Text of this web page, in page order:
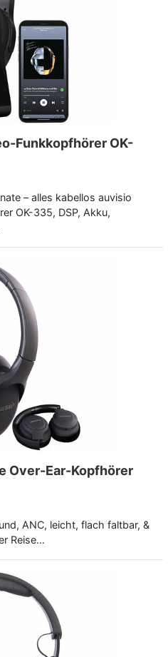
Funkkopfhörer OK-
– alles kabellos auvisio
OK-335, DSP, Akku,
Over-Ear-Kopfhörer
ANC, leicht, flach faltbar, &
Reise…